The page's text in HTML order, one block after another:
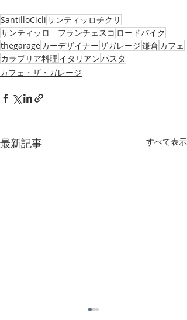
SantilloCicliサンティッロチクリ
サンティッロ フランチェスコ ロードバイク
thegarageカーデザイナーザガレージ鎌倉 カフェ
カラブリア料理 イタリアンパスタ
カフェ・ザ・ガレージ
最新記事 すべて表示